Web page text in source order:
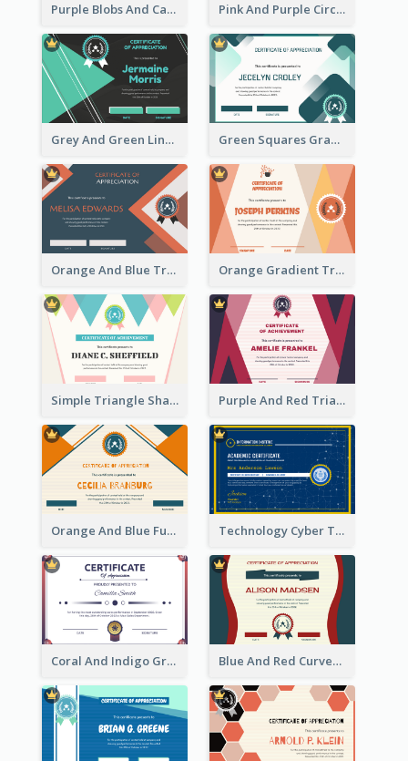
Purple Blobs And Cats Patterns Appreciation Certificate Pink And Purple Circles Pattern Appreciation Certificate
Grey And Green Lines Patterns Certificate Green Squares Gradient Appreciation Certificate
Orange And Blue Triangle Patterns Appreciation Certificate Orange Gradient Triangle Patterns Certificate
Simple Triangle Shapes Appreciation Certificate Purple And Red Triangles Achievement Certificate
Orange And Blue Fun Triangles Certificate Technology Cyber Theme School Certificate Design
Coral And Indigo Gradient Border Certificate Design Blue And Red Curves Shape Award Certificate